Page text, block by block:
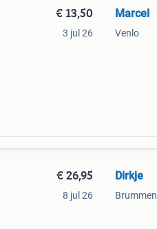
€ 13,50
3 jul 26
Marcel
Venlo
€ 26,95
8 jul 26
Dirkje
Brummen